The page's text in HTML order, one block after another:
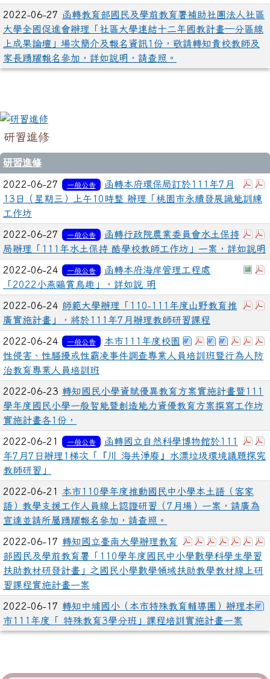
2022-06-27
函轉教育部國民及學前教育署補助社團法人社區
大學全國促進會辦理「社區大學連結十二年國教計畫─分區線
上成果論壇」場次簡介及報名資訊1份，敬請轉知貴校教師及
家長踴躍報名參加，詳如說明，請查照。
研習進修
研習進修
下
2022-06-27 一般公告
函轉本府環保局訂於111年7月
13日（星期三）上午10時整 辦理「桃園市永續發展識能訓練
工作坊
下
2022-06-27 一般公告
函轉行政院農業委員會水土保持
局辦理「111年水土保持 酷學校教師工作坊」一案，詳如說明
於
2022-06-24 一般公告
函轉本府海岸管理工程處
「2022小燕鷗賞鳥趣」，詳如說 明
下
2022-06-24 師範大學辦理「110-111年度山野教育推
廣實施計畫」，將於111年7月辦理教師研習課程
下載：「校園性
下載：「校園
下載：「校
下載：
下載
下
2022-06-24 一般公告
本市111年度校園
性侵害、性騷擾或性霸凌事件調查專業人員培訓班暨行為人防
治教育專業人員培訓班
2022-06-23 轉知國民小學資賦優異教育方案實施計畫暨111
學年度國民小學一般智能暨創造能力資優教育方案撰寫工作坊
實施計畫各1份，
下
2022-06-21 一般公告
函轉國立自然科學博物館於111
年7月7日辦理1梯次「『川 海共淨廢』水漂垃圾環境議題探究
教師研習」
2022-06-21 本市110學年度推動國民中小學本土語（客家
語）教學支援工作人員線上認證研習（7月場）一案，請廣為
宣達並請所屬踴躍報名參加，請查照。
下載：數學領域
下載：數學領
下載：數
下載：
下載
下
2022-06-17 轉知國立臺南大學辦理教育
部國民及學前教育署「110學年度國民中小學數學科學生學習
扶助教材研發計畫」之國民小學數學領域扶助教學教材線上研
習課程實施計畫一案
2022-06-17 轉知中埔國小（本市特殊教育輔導團）辦理本
市111年度「 特殊教育3學分班」課程培訓實施計畫一案